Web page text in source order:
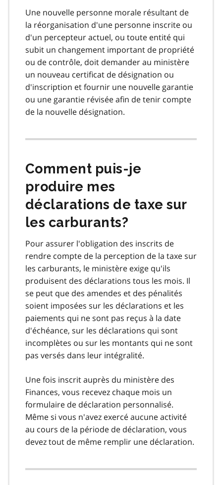
Une nouvelle personne morale résultant de
la réorganisation d'une personne inscrite ou
d'un percepteur actuel, ou toute entité qui
subit un changement important de propriété
ou de contrôle, doit demander au ministère
un nouveau certificat de désignation ou
d'inscription et fournir une nouvelle garantie
ou une garantie révisée afin de tenir compte
de la nouvelle désignation.
Comment puis‑je
produire mes
déclarations de taxe sur
les carburants?
Pour assurer l'obligation des inscrits de
rendre compte de la perception de la taxe sur
les carburants, le ministère exige qu'ils
produisent des déclarations tous les mois. Il
se peut que des amendes et des pénalités
soient imposées sur les déclarations et les
paiements qui ne sont pas reçus à la date
d'échéance, sur les déclarations qui sont
incomplètes ou sur les montants qui ne sont
pas versés dans leur intégralité.
Une fois inscrit auprès du ministère des
Finances, vous recevez chaque mois un
formulaire de déclaration personnalisé.
Même si vous n'avez exercé aucune activité
au cours de la période de déclaration, vous
devez tout de même remplir une déclaration.